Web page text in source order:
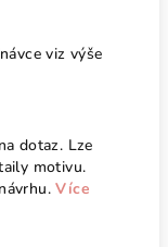
viz výše
dotaz. Lze
motivu.
Více